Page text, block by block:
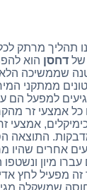
תהליך מרתק
של דחסן הוא
שממשיכה
ממתקני
למפעל הם
כל אמצעי זר
אמצעי
התוצאה
אחרים שהיו
מיון
זה מפעיל לחץ